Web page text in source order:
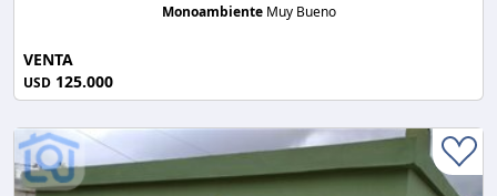
Monoambiente Muy Bueno
VENTA
USD 125.000